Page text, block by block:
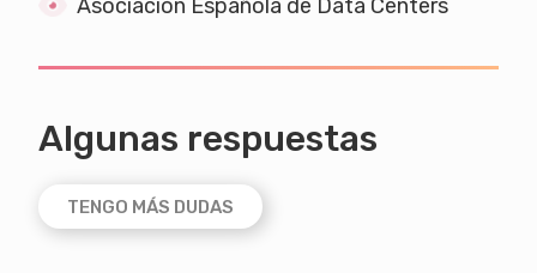
Asociación Española de Data Centers
Algunas respuestas
TENGO MÁS DUDAS